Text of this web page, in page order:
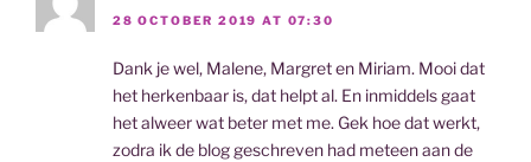
28 OCTOBER 2019 AT 07:30
Dank je wel, Malene, Margret en Miriam. Mooi dat
het herkenbaar is, dat helpt al. En inmiddels gaat
het alweer wat beter met me. Gek hoe dat werkt,
zodra ik de blog geschreven had meteen aan de